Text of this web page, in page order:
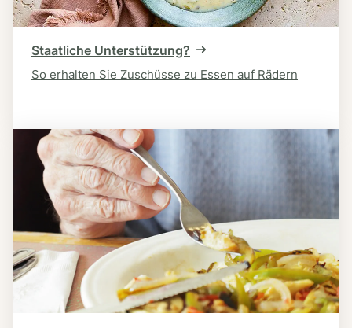
Staatliche Unterstützung?
So erhalten Sie Zuschüsse zu Essen auf Rädern